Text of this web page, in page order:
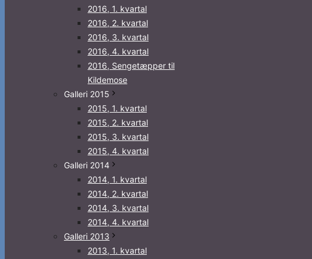
2016, 1. kvartal
2016, 2. kvartal
2016, 3. kvartal
2016, 4. kvartal
2016, Sengetæpper til
Kildemose
Galleri 2015
2015, 1. kvartal
2015, 2. kvartal
2015, 3. kvartal
2015, 4. kvartal
Galleri 2014
2014, 1. kvartal
2014, 2. kvartal
2014, 3. kvartal
2014, 4. kvartal
Galleri 2013
2013, 1. kvartal